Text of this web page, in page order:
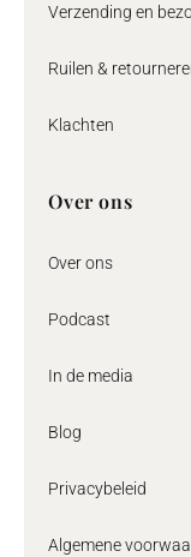
Verzending en
Ruilen &
Klachten
Over ons
Over ons
Podcast
In de media
Blog
Privacybeleid
Algemene